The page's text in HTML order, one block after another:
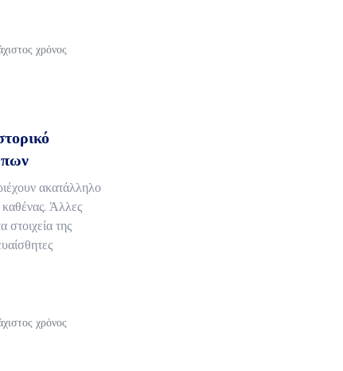
χρόνος
ακατάλληλο
καθένας. Άλλες
στοιχεία της
χρόνος